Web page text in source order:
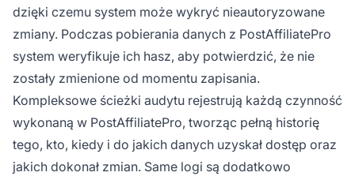
dzięki czemu system może wykryć nieautoryzowane
zmiany. Podczas pobierania danych z PostAffiliatePro
system weryfikuje ich hasz, aby potwierdzić, że nie
zostały zmienione od momentu zapisania.
Kompleksowe ścieżki audytu rejestrują każdą czynność
wykonaną w PostAffiliatePro, tworząc pełną historię
tego, kto, kiedy i do jakich danych uzyskał dostęp oraz
jakich dokonał zmian. Same logi są dodatkowo